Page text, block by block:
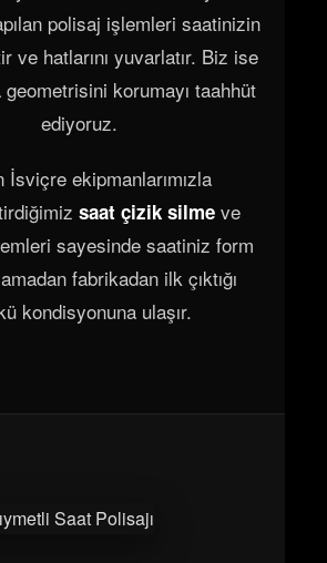
polisaj işlemleri saatinizin
ve hatlarını yuvarlatır. Biz ise
korumayı taahhüt
ediyoruz.
İsviçre ekipmanlarımızla
saat çizik silme ve
sayesinde saatiniz form
fabrikadan ilk çıktığı
kondisyonuna ulaşır.